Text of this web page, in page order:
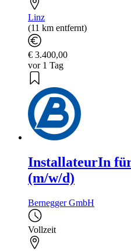
Linz
(11 km entfernt)
€ 3.400,00
vor 1 Tag
InstallateurIn
(m/w/d)
Bernegger GmbH
Vollzeit